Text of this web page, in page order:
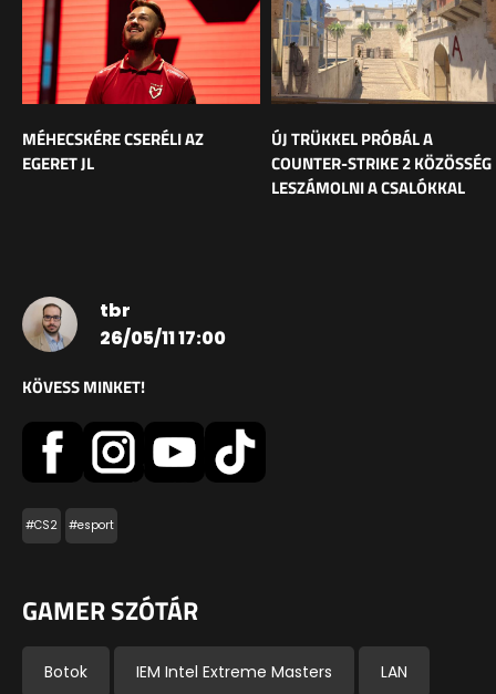
MÉHECSKÉRE CSERÉLI AZ
EGERET JL
ÚJ TRÜKKEL PRÓBÁL A
COUNTER-STRIKE 2 KÖZÖSSÉG
LESZÁMOLNI A CSALÓKKAL
tbr
26/05/11 17:00
KÖVESS MINKET!
#CS2 #esport
GAMER SZÓTÁR
Botok IEM Intel Extreme Masters LAN